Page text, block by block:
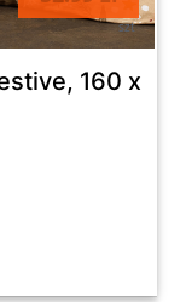
szt
160 x